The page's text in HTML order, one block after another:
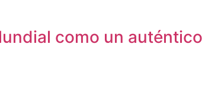
como un